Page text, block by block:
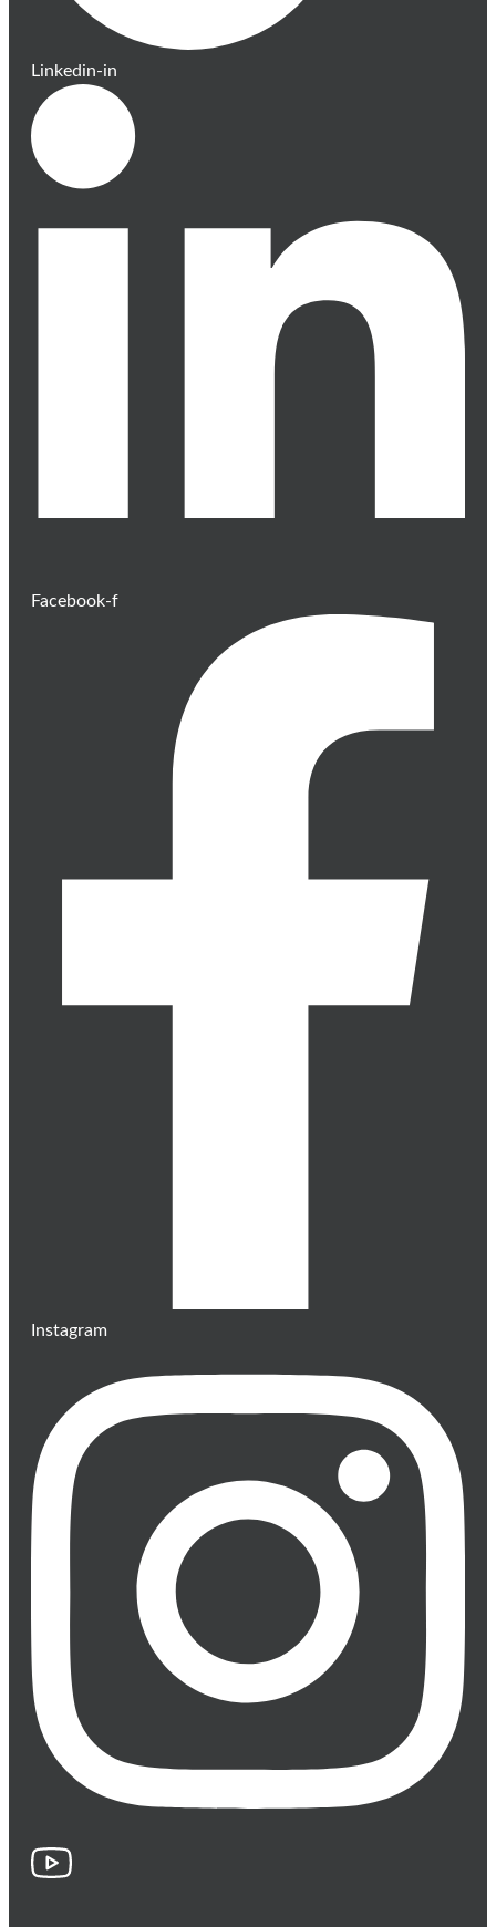
Linkedin-in
Facebook-f
Instagram